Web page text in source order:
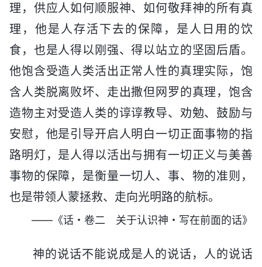
理，供应人如何顺服神、如何敬拜神的所有真
理，他是人存活下去的保障，是人日用的饮
食，也是人得以刚强、得以站立的坚固后盾。
他饱含受造人类活出正常人性的真理实际，饱
含人类脱离败坏、走出撒但网罗的真理，饱含
造物主对受造人类的谆谆教导、劝勉、鼓励与
安慰，他是引导开启人明白一切正面事物的指
路明灯，是人得以活出与拥有一切正义与美善
事物的保障，是衡量一切人、事、物的准则，
也是带领人蒙拯救、走向光明路的航标。
——《话・卷二 关于认识神・写在前面的话》
神的说话不能说成是人的说话，人的说话